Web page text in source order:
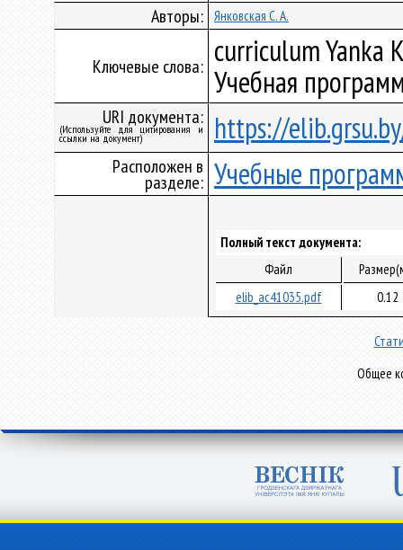
Авторы: Янковская С. А.
Ключевые слова: curriculum Yanka
Учебная
URI документа:
(Используйте для цитирования и
ссылки на документ) https://
Расположен в
разделе: Учебные
Полный текст документа:
Файл
elib_ac41035.pdf
0.12
Общее